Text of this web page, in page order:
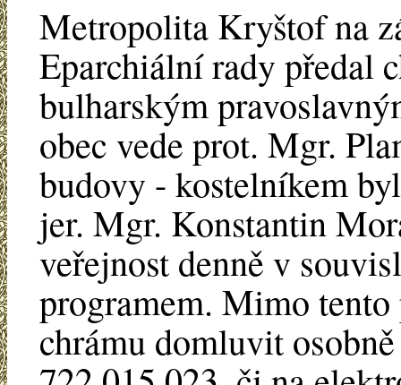
Metropolita Kryštof na
Eparchiální rady předal
bulharským
obec vede prot. Mgr.
budovy - kostelníkem
jer. Mgr. Konstantin
veřejnost denně v
programem. Mimo
chrámu domluvit